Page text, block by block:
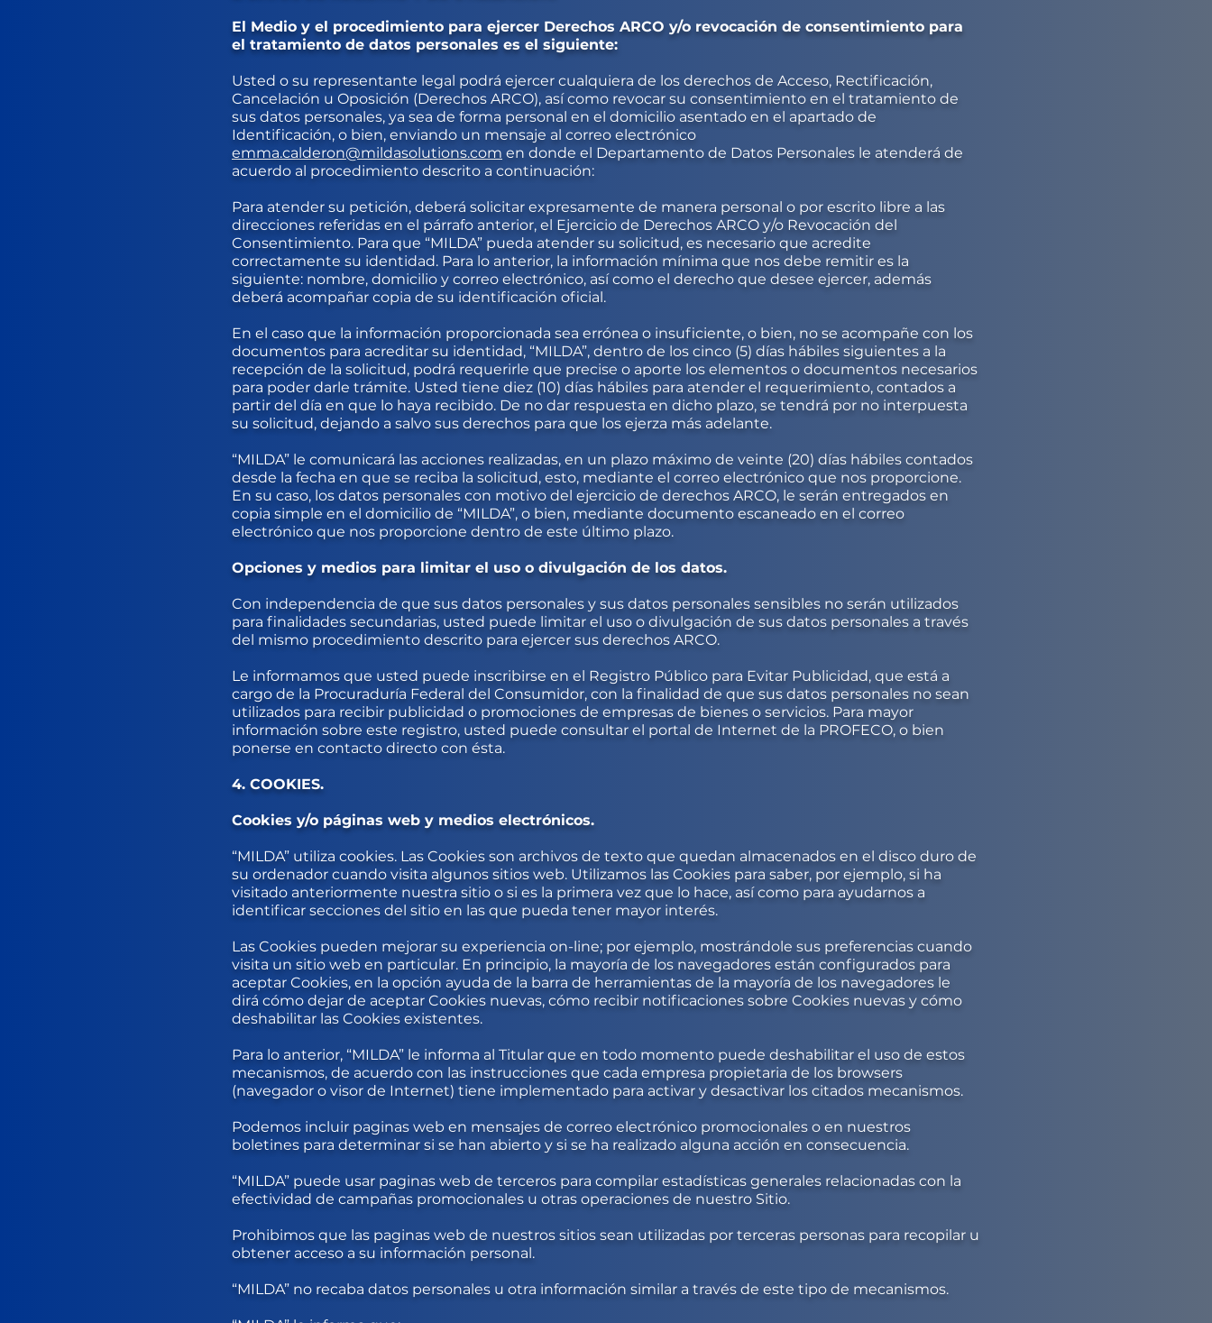
El Medio y el procedimiento para ejercer Derechos ARCO y/o revocación de consentimiento para
el tratamiento de datos personales es el siguiente:
Usted o su representante legal podrá ejercer cualquiera de los derechos de Acceso, Rectificación,
Cancelación u Oposición (Derechos ARCO), así como revocar su consentimiento en el tratamiento de
sus datos personales, ya sea de forma personal en el domicilio asentado en el apartado de
Identificación, o bien, enviando un mensaje al correo electrónico
emma.calderon@mildasolutions.com en donde el Departamento de Datos Personales le atenderá de
acuerdo al procedimiento descrito a continuación:
Para atender su petición, deberá solicitar expresamente de manera personal o por escrito libre a las
direcciones referidas en el párrafo anterior, el Ejercicio de Derechos ARCO y/o Revocación del
Consentimiento. Para que “MILDA” pueda atender su solicitud, es necesario que acredite
correctamente su identidad. Para lo anterior, la información mínima que nos debe remitir es la
siguiente: nombre, domicilio y correo electrónico, así como el derecho que desee ejercer, además
deberá acompañar copia de su identificación oficial.
En el caso que la información proporcionada sea errónea o insuficiente, o bien, no se acompañe con los
documentos para acreditar su identidad, “MILDA”, dentro de los cinco (5) días hábiles siguientes a la
recepción de la solicitud, podrá requerirle que precise o aporte los elementos o documentos necesarios
para poder darle trámite. Usted tiene diez (10) días hábiles para atender el requerimiento, contados a
partir del día en que lo haya recibido. De no dar respuesta en dicho plazo, se tendrá por no interpuesta
su solicitud, dejando a salvo sus derechos para que los ejerza más adelante.
“MILDA” le comunicará las acciones realizadas, en un plazo máximo de veinte (20) días hábiles contados
desde la fecha en que se reciba la solicitud, esto, mediante el correo electrónico que nos proporcione.
En su caso, los datos personales con motivo del ejercicio de derechos ARCO, le serán entregados en
copia simple en el domicilio de “MILDA”, o bien, mediante documento escaneado en el correo
electrónico que nos proporcione dentro de este último plazo.
Opciones y medios para limitar el uso o divulgación de los datos.
Con independencia de que sus datos personales y sus datos personales sensibles no serán utilizados
para finalidades secundarias, usted puede limitar el uso o divulgación de sus datos personales a través
del mismo procedimiento descrito para ejercer sus derechos ARCO.
Le informamos que usted puede inscribirse en el Registro Público para Evitar Publicidad, que está a
cargo de la Procuraduría Federal del Consumidor, con la finalidad de que sus datos personales no sean
utilizados para recibir publicidad o promociones de empresas de bienes o servicios. Para mayor
información sobre este registro, usted puede consultar el portal de Internet de la PROFECO, o bien
ponerse en contacto directo con ésta.
4. COOKIES.
Cookies y/o páginas web y medios electrónicos.
“MILDA” utiliza cookies. Las Cookies son archivos de texto que quedan almacenados en el disco duro de
su ordenador cuando visita algunos sitios web. Utilizamos las Cookies para saber, por ejemplo, si ha
visitado anteriormente nuestra sitio o si es la primera vez que lo hace, así como para ayudarnos a
identificar secciones del sitio en las que pueda tener mayor interés.
Las Cookies pueden mejorar su experiencia on-line; por ejemplo, mostrándole sus preferencias cuando
visita un sitio web en particular. En principio, la mayoría de los navegadores están configurados para
aceptar Cookies, en la opción ayuda de la barra de herramientas de la mayoría de los navegadores le
dirá cómo dejar de aceptar Cookies nuevas, cómo recibir notificaciones sobre Cookies nuevas y cómo
deshabilitar las Cookies existentes.
Para lo anterior, “MILDA” le informa al Titular que en todo momento puede deshabilitar el uso de estos
mecanismos, de acuerdo con las instrucciones que cada empresa propietaria de los browsers
(navegador o visor de Internet) tiene implementado para activar y desactivar los citados mecanismos.
Podemos incluir paginas web en mensajes de correo electrónico promocionales o en nuestros
boletines para determinar si se han abierto y si se ha realizado alguna acción en consecuencia.
“MILDA” puede usar paginas web de terceros para compilar estadísticas generales relacionadas con la
efectividad de campañas promocionales u otras operaciones de nuestro Sitio.
Prohibimos que las paginas web de nuestros sitios sean utilizadas por terceras personas para recopilar u
obtener acceso a su información personal.
“MILDA” no recaba datos personales u otra información similar a través de este tipo de mecanismos.